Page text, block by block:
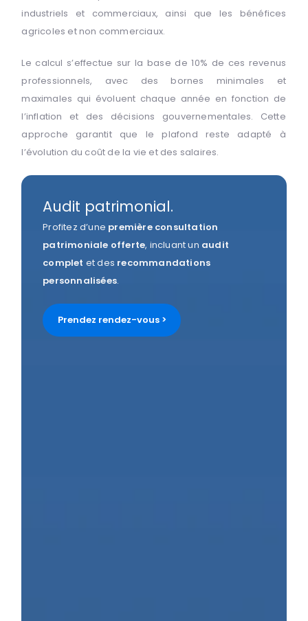
industriels et commerciaux, ainsi que les bénéfices
agricoles et non commerciaux.
Le calcul s’effectue sur la base de 10% de ces revenus
professionnels, avec des bornes minimales et
maximales qui évoluent chaque année en fonction de
l’inflation et des décisions gouvernementales. Cette
approche garantit que le plafond reste adapté à
l’évolution du coût de la vie et des salaires.
Audit patrimonial.
Profitez d’une première consultation
patrimoniale offerte, incluant un audit
complet et des recommandations
personnalisées.
Prendez rendez-vous >